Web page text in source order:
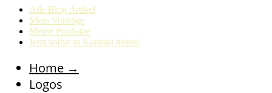
Alle Blog Artikel
Mein Vorträge
Meine Produkte
Jetzt sofort in Kontakt treten!
Home →
Logos